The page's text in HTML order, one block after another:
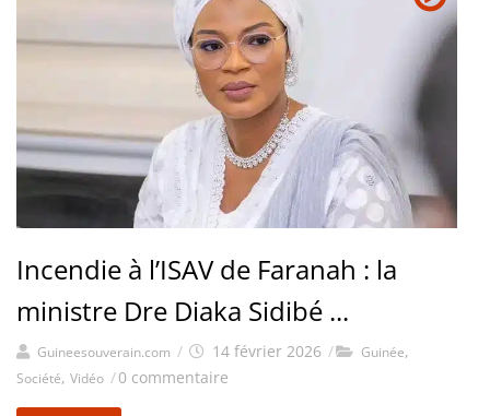
Incendie à l’ISAV de Faranah : la
ministre Dre Diaka Sidibé ...
Guineesouverain.com / 14 février 2026 / Guinée,
Société, Vidéo /0 commentaire